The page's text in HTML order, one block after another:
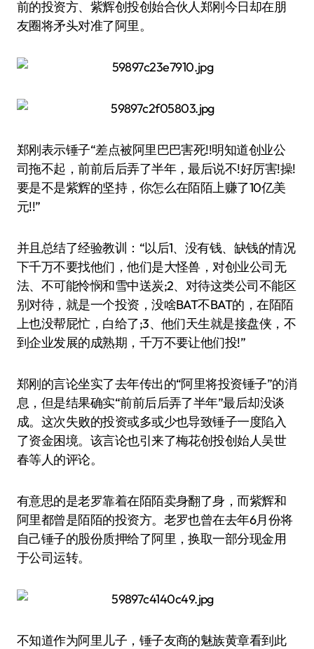
前的投资方、紫辉创投创始合伙人郑刚今日却在朋
友圈将矛头对准了阿里。
郑刚表示锤子“差点被阿里巴巴害死!!明知道创业公
司拖不起，前前后后弄了半年，最后说不!好厉害!操!
要是不是紫辉的坚持，你怎么在陌陌上赚了10亿美
元!!”
并且总结了经验教训：“以后1、没有钱、缺钱的情况
下千万不要找他们，他们是大怪兽，对创业公司无
法、不可能怜悯和雪中送炭;2、对待这类公司不能区
别对待，就是一个投资，没啥BAT不BAT的，在陌陌
上也没帮屁忙，白给了;3、他们天生就是接盘侠，不
到企业发展的成熟期，千万不要让他们投!”
郑刚的言论坐实了去年传出的“阿里将投资锤子”的消
息，但是结果确实“前前后后弄了半年”最后却没谈
成。这次失败的投资或多或少也导致锤子一度陷入
了资金困境。该言论也引来了梅花创投创始人吴世
春等人的评论。
有意思的是老罗靠着在陌陌卖身翻了身，而紫辉和
阿里都曾是陌陌的投资方。老罗也曾在去年6月份将
自己锤子的股份质押给了阿里，换取一部分现金用
于公司运转。
不知道作为阿里儿子，锤子友商的魅族黄章看到此